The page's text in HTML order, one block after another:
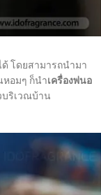
โดยสามารถนำมา
หอมๆ ก็นำเครื่องพ่นอ
บริเวณบ้าน